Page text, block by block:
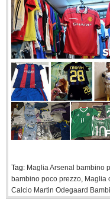
Tag: Maglia Arsenal bambino
bambino poco prezzo, Maglia
Calcio Martin Odegaard